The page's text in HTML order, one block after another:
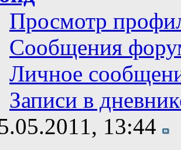
Просмотр
Сообщения
Личное
Записи в
13:44